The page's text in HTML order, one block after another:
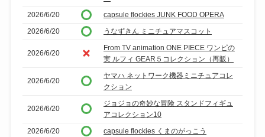
2026/6/20
capsule flockies JUNK FOOD OPERA
2026/6/20
うなずきん ミニチュアマスコット
2026/6/20
From TV animation ONE PIECE ワンピの
実 ルフィ GEAR５コレクション（再販）
2026/6/20
ヤマハ ネットワーク機器ミニチュアコレ
クション
2026/6/20
ジョジョの奇妙な冒険 スタンドフィギュ
アコレクション10
2026/6/20
capsule flockies くまのがっこう